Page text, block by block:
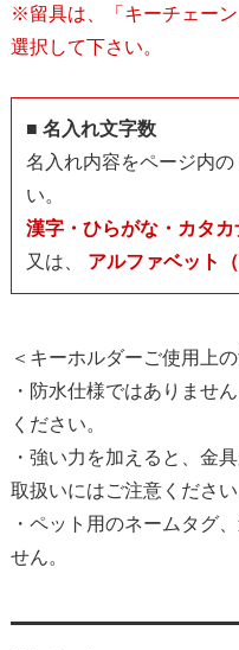
※留具は、「キーチェー
選択して下さい。
■ 名入れ文字数
名入れ内容をページ内
い。
漢字・ひらがな・カタカ
又は、 アルファベット（
＜キーホルダーご使用上
・防水仕様ではありませ
ください。
・強い力を加えると、金
取扱いにはご注意ください
・ペット用のネームタグ
せん。